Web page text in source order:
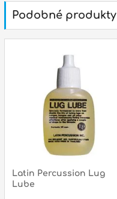
sobota : ZAVŘENO
neděle :ZAVŘENO
Podobné produkty
Latin Percussion Lug
Lube